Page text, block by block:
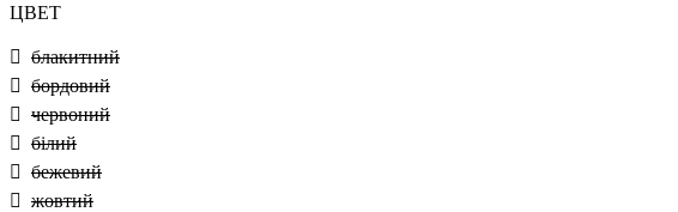
ЦВЕТ
блакитний
бордовий
червоний
білий
бежевий
жовтий